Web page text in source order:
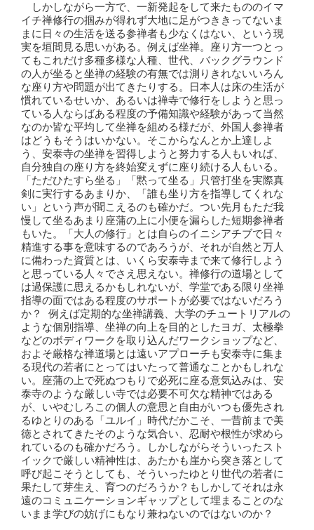
しかしながら一方で、一新発起をして来たもののイマ
イチ禅修行の掴みが得れず大地に足がつききってないま
まに日々の生活を送る参禅者も少なくはない、という現
実を垣間見る思いがある。例えば坐禅。座り方一つとっ
てもこれだけ多種多様な人種、世代、バックグラウンド
の人が坐ると坐禅の経験の有無では測りきれないいろん
な座り方や問題が出てきたりする。日本人は床の生活が
慣れているせいか、あるいは禅寺で修行をしようと思っ
ている人ならばある程度の予備知識や経験があって当然
なのか皆な平均して坐禅を組める様だが、外国人参禅者
はどうもそうはいかない。そこからなんとか上達しよ
う、安泰寺の坐禅を習得しようと努力する人もいれば、
自分独自の座り方を終始変えずに座り続ける人もいる。
「ただひたすら坐る」「黙って坐る」只管打坐を実際真
剣に実行するあまりか、「誰も坐り方を指導してくれな
い」という声が聞こえるのも確かだ。つい先月もただ我
慢して坐るあまり座蒲の上に小便を漏らした短期参禅者
もいた。「大人の修行」とは自らのイニシアチブで日々
精進する事を意味するのであろうが、それが自然と万人
に備わった資質とは、いくら安泰寺まで来て修行しよう
と思っている人々でさえ思えない。禅修行の道場として
は過保護に思えるかもしれないが、学堂である限り坐禅
指導の面ではある程度のサポートが必要ではないだろう
か？ 例えば定期的な坐禅講義、大学のチュートリアルの
ような個別指導、坐禅の向上を目的としたヨガ、太極拳
などのボディワークを取り込んだワークショップなど、
およそ厳格な禅道場とは遠いアプローチも安泰寺に集ま
る現代の若者にとってはいたって普通なことかもしれな
い。座蒲の上で死ぬつもりで必死に座る意気込みは、安
泰寺のような厳しい寺では必要不可欠な精神ではある
が、いやむしろこの個人の意思と自由がいつも優先され
るゆとりのある「ユルイ」時代だかこそ、一昔前まで美
徳とされてきたそのような気合い、忍耐や根性が求めら
れているのも確かだろう。しかしながらそういったスト
イックで厳しい精神性は、あたかも崖から突き落として
呼び起こそうとしても、そういったゆとり世代の若者に
果たして芽生え、育つのだろうか？もしかしてそれは永
遠のコミュニケーションギャップとして埋まることのな
いまま学びの妨げにもなり兼ねないのではないのか？